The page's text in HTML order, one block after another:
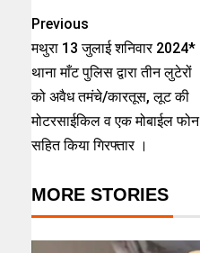
Previous
मथुरा 13 जुलाई शनिवार 2024*
थाना माँट पुलिस द्वारा तीन लुटेरों
को अवैध तमंचे/कारतूस, लूट की
मोटरसाईकिल व एक मोबाईल फोन
सहित किया गिरफ्तार ।
MORE STORIES